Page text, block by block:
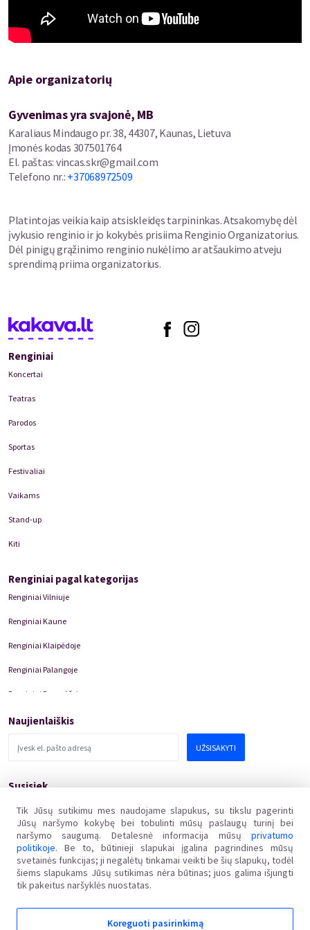
Apie organizatorių
Gyvenimas yra svajonė, MB
Karaliaus Mindaugo pr. 38, 44307, Kaunas, Lietuva
Įmonės kodas 307501764
El. paštas: vincas.skr@gmail.com
Telefono nr.: +37068972509
Platintojas veikia kaip atsiskleidęs tarpininkas. Atsakomybę dėl
įvykusio renginio ir jo kokybės prisiima Renginio Organizatorius.
Dėl pinigų grąžinimo renginio nukėlimo ar atšaukimo atveju
sprendimą priima organizatorius.
Tik Jūsų sutikimu mes naudojame slapukus, su tikslu pagerinti
Jūsų naršymo kokybę bei tobulinti mūsų paslaugų turinį bei
naršymo saugumą. Detalesnė informacija mūsų privatumo
politikoje. Be to, būtinieji slapukai įgalina pagrindines mūsų
svetainės funkcijas; ji negalėtų tinkamai veikti be šių slapukų, todėl
šiems slapukams Jūsų sutikimas nėra būtinas; juos galima išjungti
tik pakeitus naršyklės nuostatas.
Koreguoti pasirinkimą
Renginiai
Koncertai
Teatras
Parodos
Sportas
Festivaliai
Vaikams
Stand-up
Kiti
Renginiai pagal kategorijas
Renginiai Vilniuje
Renginiai Kaune
Renginiai Klaipėdoje
Renginiai Palangoje
Renginiai Panevėžyje
Domino Teatro Spektakliai
Naujienlaiškis
UŽSISAKYTI
Susisiek
Adresas:Žalgirio g.135, LT-08217 Vilnius
Įmonės kodas:304769369
PVM mokėtojo kodas :LT100011648218